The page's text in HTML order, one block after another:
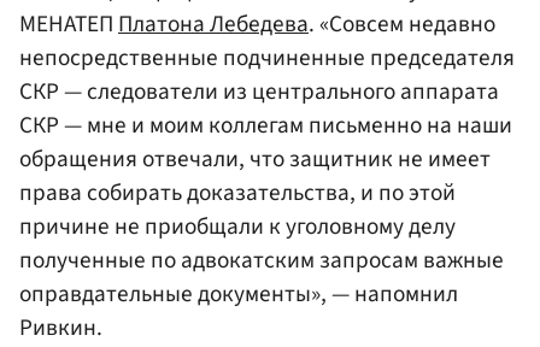
МЕНАТЕППлатона Лебедева. «Совсем недавно
непосредственные подчиненные председателя
СКР — следователи из центрального аппарата
СКР — мне и моим коллегам письменно на наши
обращения отвечали, что защитник не имеет
права собирать доказательства, и по этой
причине не приобщали к уголовному делу
полученные по адвокатским запросам важные
оправдательные документы», — напомнил
Ривкин.